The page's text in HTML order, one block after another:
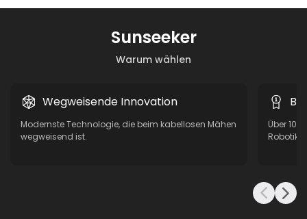
Warum wählen
Sunseeker
Wegweisende Innovation
Modernste Technologie, die beim kabellosen Mähen
wegweisend ist.
Über 10
Robotik,